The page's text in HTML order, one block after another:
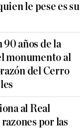
le pese es su
90 años de la
monumento al
del Cerro
al Real
por las